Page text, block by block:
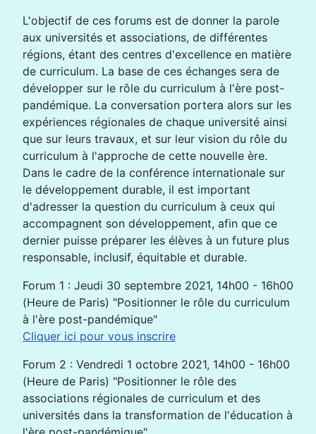
L'objectif de ces forums est de donner la parole
aux universités et associations, de différentes
régions, étant des centres d'excellence en matière
de curriculum. La base de ces échanges sera de
développer sur le rôle du curriculum à l'ère post-
pandémique. La conversation portera alors sur les
expériences régionales de chaque université ainsi
que sur leurs travaux, et sur leur vision du rôle du
curriculum à l'approche de cette nouvelle ère.
Dans le cadre de la conférence internationale sur
le développement durable, il est important
d'adresser la question du curriculum à ceux qui
accompagnent son développement, afin que ce
dernier puisse préparer les élèves à un future plus
responsable, inclusif, équitable et durable.
Forum 1 : Jeudi 30 septembre 2021, 14h00 - 16h00
(Heure de Paris) "Positionner le rôle du curriculum
à l'ère post-pandémique"
Cliquer ici pour vous inscrire
Forum 2 : Vendredi 1 octobre 2021, 14h00 - 16h00
(Heure de Paris) "Positionner le rôle des
associations régionales de curriculum et des
universités dans la transformation de l'éducation à